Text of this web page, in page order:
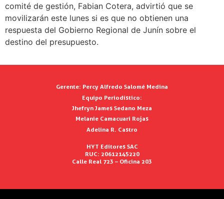
comité de gestión, Fabian Cotera, advirtió que se
movilizarán este lunes si es que no obtienen una
respuesta del Gobierno Regional de Junín sobre el
destino del presupuesto.
Gerente: Percy Alfredo Salomé Medina
Equipo Periodístico:
Jhefryn James Sedano Meza
Melanie Camacuari Rojas
Adelina R. Castro
HYT Editores SAC
RUC: 20612145220
Calle Real 723 – Oficina 203